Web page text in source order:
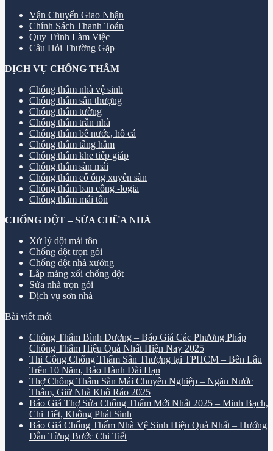
Vận Chuyển Giao Nhận
Chính Sách Thanh Toán
Quy Trình Làm Việc
Câu Hỏi Thường Gặp
DỊCH VỤ CHỐNG THẤM
Chống thấm nhà vệ sinh
Chống thấm sân thượng
Chống thấm tường
Chống thấm trần nhà
Chống thấm bể nước, hồ cá
Chống thấm tầng hầm
Chống thấm khe tiếp giáp
Chống thấm sàn mái
Chống thấm cổ ống xuyên sàn
Chống thấm ban công -logia
Chống thấm mái tôn
CHỐNG DỘT – SỬA CHỮA NHÀ
Xử lý dột mái tôn
Chống dột trọn gói
Chống dột nhà xưởng
Lắp máng xối chống dột
Sửa nhà trọn gói
Dịch vụ sơn nhà
Bài viết mới
Chống Thấm Bình Dương – Báo Giá Các Phương Pháp
Chống Thấm Hiệu Quả Nhất Hiện Nay 2025
Thi Công Chống Thấm Sân Thượng tại TPHCM – Bền Lâu
Trên 10 Năm, Bảo Hành Dài Hạn
Thợ Chống Thấm Sàn Mái Chuyên Nghiệp – Ngăn Nước
Thấm, Giữ Nhà Khô Ráo 2025
Báo Giá Thợ Sửa Chống Thấm Mới Nhất 2025 – Minh Bạch,
Chi Tiết, Không Phát Sinh
Báo Giá Chống Thấm Nhà Vệ Sinh Hiệu Quả Nhất – Hướng
Dẫn Từng Bước Chi Tiết